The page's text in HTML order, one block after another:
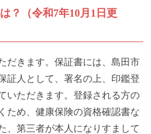
？（令和7年10月1日更
だきます。保証書には、島田市
証人として、署名の上、印鑑登
いただきます。登録される方の
ため、健康保険の資格確認書な
、第三者が本人になりすまして